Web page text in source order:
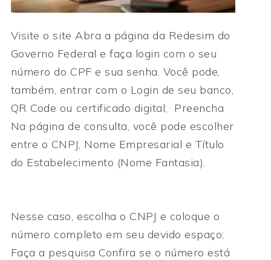
Visite o site Abra a página da Redesim do
Governo Federal e faça login com o seu
número do CPF e sua senha. Você pode,
também, entrar com o Login de seu banco,
QR Code ou certificado digital; ⁣ Preencha
Na página de consulta, você pode escolher
entre o CNPJ, Nome Empresarial e Título
do Estabelecimento (Nome Fantasia).
Nesse caso, escolha o CNPJ e coloque o
número completo em seu devido espaço; ⁣
Faça a pesquisa Confira se o número está